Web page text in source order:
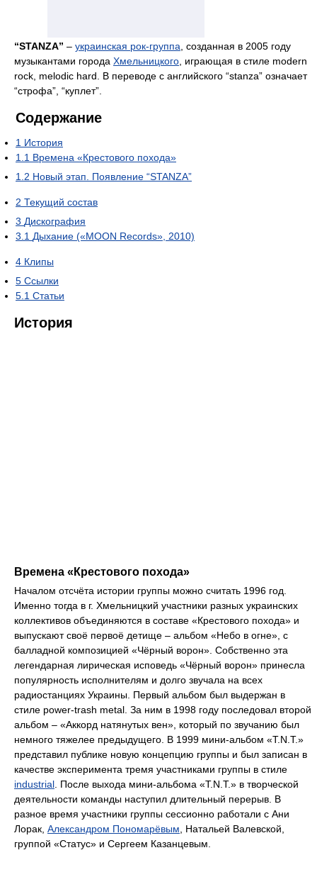
“STANZA” – украинская рок-группа , созданная в 2005 году
музыкантами города Хмельницкого , играющая в стиле modern
rock, melodic hard. В переводе с английского “stanza” означает
“строфа”, “куплет”.
Содержание
1 История
1.1 Времена «Крестового похода»
1.2 Новый этап. Появление “STANZA”
2 Текущий состав
3 Дискография
3.1 Дыхание («MOON Records», 2010)
4 Клипы
5 Ссылки
5.1 Статьи
История
Времена «Крестового похода»
Началом отсчёта истории группы можно считать 1996 год.
Именно тогда в г. Хмельницкий участники разных украинских
коллективов объединяются в составе «Крестового похода» и
выпускают своё первоё детище – альбом «Небо в огне», с
балладной композицией «Чёрный ворон». Собственно эта
легендарная лирическая исповедь «Чёрный ворон» принесла
популярность исполнителям и долго звучала на всех
радиостанциях Украины. Первый альбом был выдержан в
стиле power-trash metal. За ним в 1998 году последовал второй
альбом – «Аккорд натянутых вен», который по звучанию был
немного тяжелее предыдущего. В 1999 мини-альбом «T.N.T.»
представил публике новую концепцию группы и был записан в
качестве эксперимента тремя участниками группы в стиле
industrial . После выхода мини-альбома «T.N.T.» в творческой
деятельности команды наступил длительный перерыв. В
разное время участники группы сессионно работали с Ани
Лорак, Александром Пономарёвым , Натальей Валевской,
группой «Статус» и Сергеем Казанцевым.